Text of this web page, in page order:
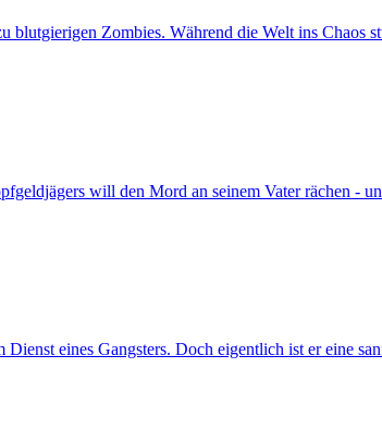
Zombies. Während die Welt ins Chaos
will den Mord an seinem Vater rächen -
eines Gangsters. Doch eigentlich ist er eine